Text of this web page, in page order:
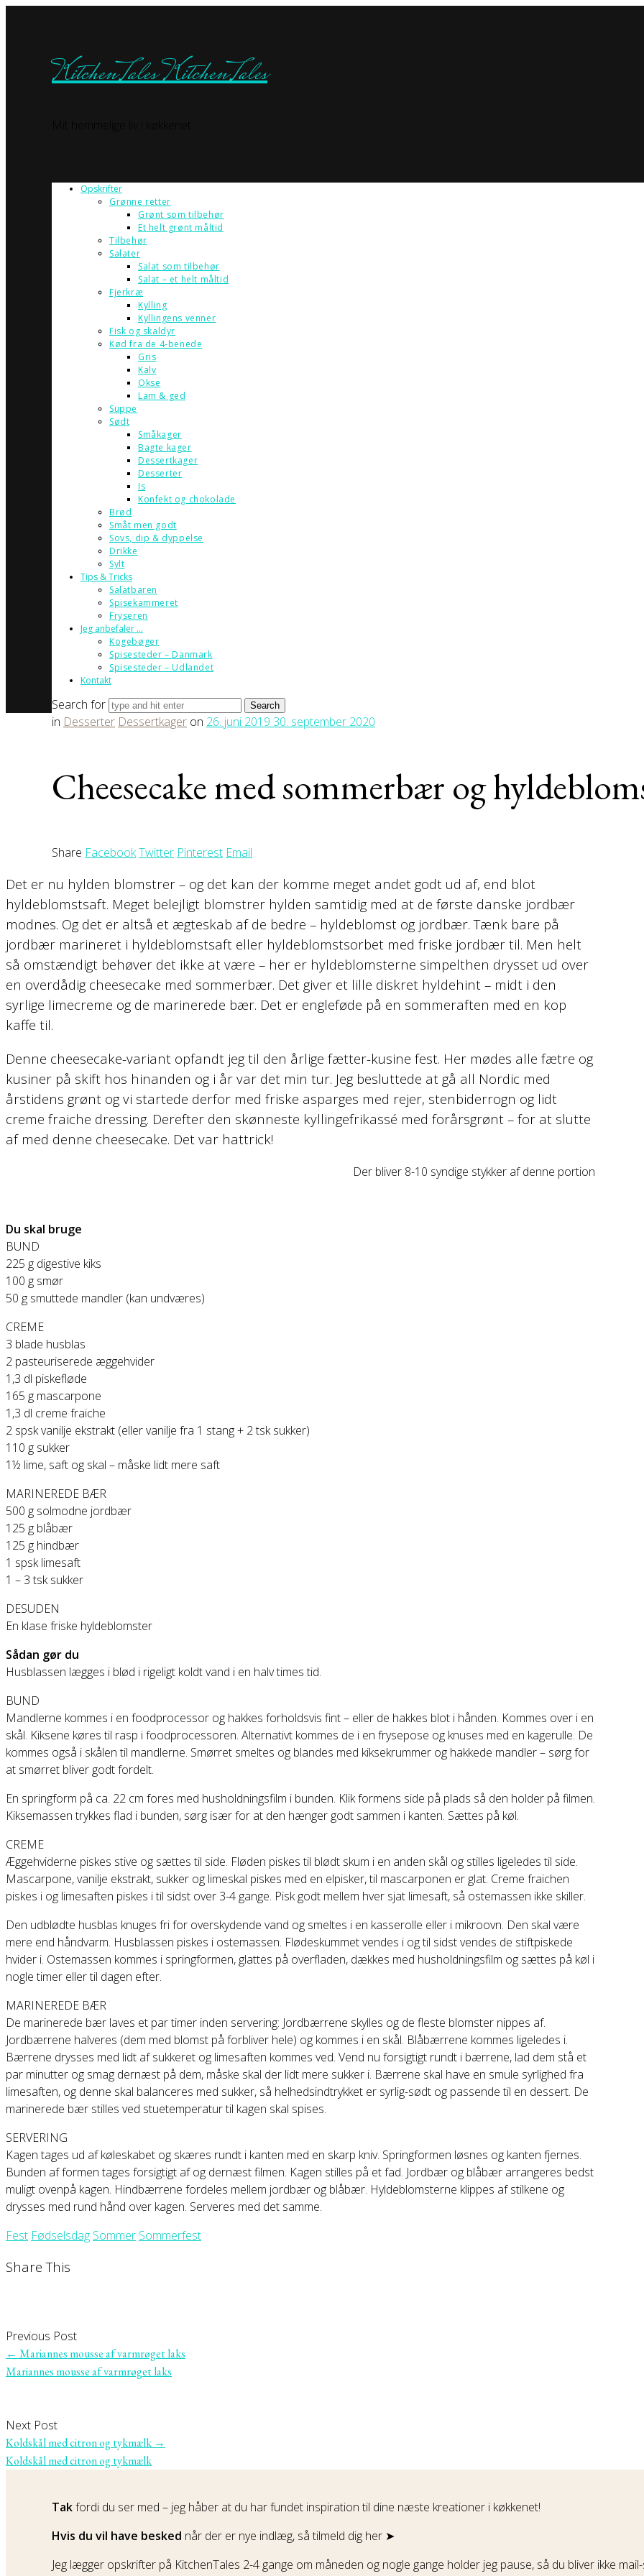
KitchenTalesKitchenTales
Opskrifter
Grønne retter
Grønt som tilbehør
Et helt grønt måltid
Tilbehør
Salater
Salat som tilbehør
Salat – et helt måltid
Fjerkræ
Kylling
Kyllingens venner
Fisk og skaldyr
Kød fra de 4-benede
Gris
Kalv
Okse
Lam & ged
Suppe
Sødt
Småkager
Bagte kager
Dessertkager
Desserter
Is
Konfekt og chokolade
Brød
Småt men godt
Sovs, dip & dyppelse
Drikke
Sylt
Tips & Tricks
Salatbaren
Spisekammeret
Fryseren
Jeg anbefaler …
Kogebøger
Spisesteder – Danmark
Spisesteder – Udlandet
Kontakt
Search for
in Desserter Dessertkager on 26. juni 2019 30. september 2020
Cheesecake med sommerbær og
Share FacebookTwitter Pinterest Email
Det er nu hylden blomstrer – og det kan der komme meget andet godt ud af, end blot
hyldeblomstsaft. Meget belejligt blomstrer hylden samtidig med at de første danske jordbær
modnes. Og det er altså et ægteskab af de bedre – hyldeblomst og jordbær. Tænk bare på
jordbær marineret i hyldeblomstsaft eller hyldeblomstsorbet med friske jordbær til. Men helt
så omstændigt behøver det ikke at være – her er hyldeblomsterne simpelthen drysset ud over
en overdådig cheesecake med sommerbær. Det giver et lille diskret hyldehint – midt i den
syrlige limecreme og de marinerede bær. Det er engleføde på en sommeraften med en kop
kaffe til.
Denne cheesecake-variant opfandt jeg til den årlige fætter-kusine fest. Her mødes alle fætre og
kusiner på skift hos hinanden og i år var det min tur. Jeg besluttede at gå all Nordic med
årstidens grønt og vi startede derfor med friske asparges med rejer, stenbiderrogn og lidt
creme fraiche dressing. Derefter den skønneste kyllingefrikassé med forårsgrønt – for at slutte
af med denne cheesecake. Det var hattrick!
Der bliver 8-10 syndige stykker af denne portion
Du skal bruge
BUND
225 g digestive kiks
100 g smør
50 g smuttede mandler (kan undværes)
CREME
3 blade husblas
2 pasteuriserede æggehvider
1,3 dl piskefløde
165 g mascarpone
1,3 dl creme fraiche
2 spsk vanilje ekstrakt (eller vanilje fra 1 stang + 2 tsk sukker)
110 g sukker
1½ lime, saft og skal – måske lidt mere saft
MARINEREDE BÆR
500 g solmodne jordbær
125 g blåbær
125 g hindbær
1 spsk limesaft
1 – 3 tsk sukker
DESUDEN
En klase friske hyldeblomster
Sådan gør du
Husblassen lægges i blød i rigeligt koldt vand i en halv times tid.
BUND
Mandlerne kommes i en foodprocessor og hakkes forholdsvis fint – eller de hakkes blot i hånden. Kommes over i en
skål. Kiksene køres til rasp i foodprocessoren. Alternativt kommes de i en frysepose og knuses med en kagerulle. De
kommes også i skålen til mandlerne. Smørret smeltes og blandes med kiksekrummer og hakkede mandler – sørg for
at smørret bliver godt fordelt.
En springform på ca. 22 cm fores med husholdningsfilm i bunden. Klik formens side på plads så den holder på filmen.
Kiksemassen trykkes flad i bunden, sørg især for at den hænger godt sammen i kanten. Sættes på køl.
CREME
Æggehviderne piskes stive og sættes til side. Fløden piskes til blødt skum i en anden skål og stilles ligeledes til side.
Mascarpone, vanilje ekstrakt, sukker og limeskal piskes med en elpisker, til mascarponen er glat. Creme fraichen
piskes i og limesaften piskes i til sidst over 3-4 gange. Pisk godt mellem hver sjat limesaft, så ostemassen ikke skiller.
Den udblødte husblas knuges fri for overskydende vand og smeltes i en kasserolle eller i mikroovn. Den skal være
mere end håndvarm. Husblassen piskes i ostemassen. Flødeskummet vendes i og til sidst vendes de stiftpiskede
hvider i. Ostemassen kommes i springformen, glattes på overfladen, dækkes med husholdningsfilm og sættes på køl i
nogle timer eller til dagen efter.
MARINEREDE BÆR
De marinerede bær laves et par timer inden servering: Jordbærrene skylles og de fleste blomster nippes af.
Jordbærrene halveres (dem med blomst på forbliver hele) og kommes i en skål. Blåbærrene kommes ligeledes i.
Bærrene drysses med lidt af sukkeret og limesaften kommes ved. Vend nu forsigtigt rundt i bærrene, lad dem stå et
par minutter og smag dernæst på dem, måske skal der lidt mere sukker i. Bærrene skal have en smule syrlighed fra
limesaften, og denne skal balanceres med sukker, så helhedsindtrykket er syrlig-sødt og passende til en dessert. De
marinerede bær stilles ved stuetemperatur til kagen skal spises.
SERVERING
Kagen tages ud af køleskabet og skæres rundt i kanten med en skarp kniv. Springformen løsnes og kanten fjernes.
Bunden af formen tages forsigtigt af og dernæst filmen. Kagen stilles på et fad. Jordbær og blåbær arrangeres bedst
muligt ovenpå kagen. Hindbærrene fordeles mellem jordbær og blåbær. Hyldeblomsterne klippes af stilkene og
drysses med rund hånd over kagen. Serveres med det samme.
Fest Fødselsdag Sommer Sommerfest
Share This
Previous Post
← Mariannes mousse af varmrøget laks
Mariannes mousse af varmrøget laks
Next Post
Koldskål med citron og tykmælk →
Koldskål med citron og tykmælk
Takfordi du ser med – jeg håber at du har fundet inspiration til dine næste kreationer i køkkenet!
Hvis du vil have besked når der er nye indlæg, så tilmeld dig her ➤
Jeg lægger opskrifter på KitchenTales 2-4 gange om måneden og nogle gange holder jeg pause, så du bliver ikke